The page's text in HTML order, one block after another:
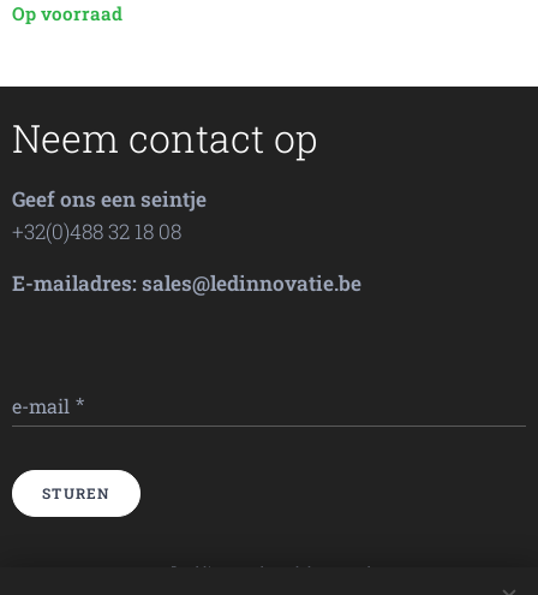
Op voorraad
Neem contact op
Geef ons een seintje
+32(0)488 32 18 08
E-mailadres: sales@ledinnovatie.be
e-mail
STUREN
Afbeeldingen geleverd door Pexels